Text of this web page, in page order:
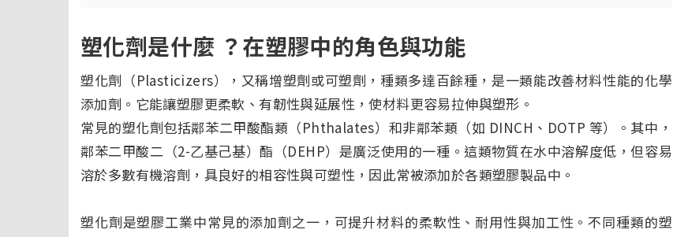
塑化劑是什麼 ？在塑膠中的角色與功能
塑化劑（Plasticizers），又稱增塑劑或可塑劑，種類多達百餘種，是一類能改善材料性能的化學
添加劑。它能讓塑膠更柔軟、有韌性與延展性，使材料更容易拉伸與塑形。
常見的塑化劑包括鄰苯二甲酸酯類（Phthalates）和非鄰苯類（如 DINCH、DOTP 等）。其中，
鄰苯二甲酸二（2-乙基己基）酯（DEHP）是廣泛使用的一種。這類物質在水中溶解度低，但容易
溶於多數有機溶劑，具良好的相容性與可塑性，因此常被添加於各類塑膠製品中。
塑化劑是塑膠工業中常見的添加劑之一，可提升材料的柔軟性、耐用性與加工性。不同種類的塑